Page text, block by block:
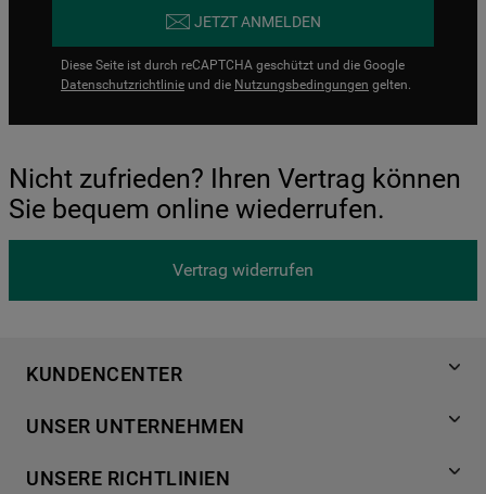
JETZT ANMELDEN
Diese Seite ist durch reCAPTCHA geschützt und die Google
Datenschutzrichtlinie und die Nutzungsbedingungen gelten.
Nicht zufrieden? Ihren Vertrag können
Sie bequem online wiederrufen.
Vertrag widerrufen
KUNDENCENTER
Händlersuche
Häufige Fragen
UNSER UNTERNEHMEN
Für Händler
UNSERE RICHTLINIEN